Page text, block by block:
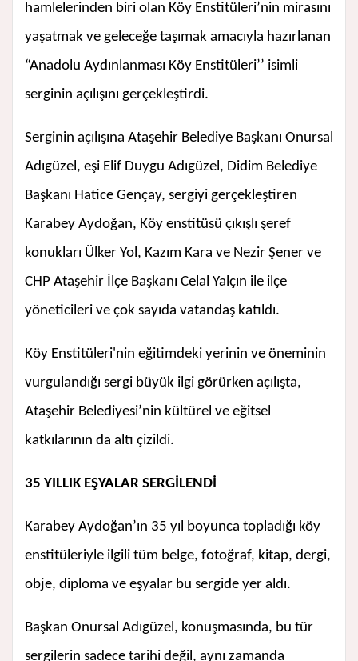
hamlelerinden biri olan Köy Enstitüleri’nin mirasını
yaşatmak ve geleceğe taşımak amacıyla hazırlanan
“Anadolu Aydınlanması Köy Enstitüleri’’ isimli
serginin açılışını gerçekleştirdi.
Serginin açılışına Ataşehir Belediye Başkanı Onursal
Adıgüzel, eşi Elif Duygu Adıgüzel, Didim Belediye
Başkanı Hatice Gençay, sergiyi gerçekleştiren
Karabey Aydoğan, Köy enstitüsü çıkışlı şeref
konukları Ülker Yol, Kazım Kara ve Nezir Şener ve
CHP Ataşehir İlçe Başkanı Celal Yalçın ile ilçe
yöneticileri ve çok sayıda vatandaş katıldı.
Köy Enstitüleri'nin eğitimdeki yerinin ve öneminin
vurgulandığı sergi büyük ilgi görürken açılışta,
Ataşehir Belediyesi’nin kültürel ve eğitsel
katkılarının da altı çizildi.
35 YILLIK EŞYALAR SERGİLENDİ
Karabey Aydoğan’ın 35 yıl boyunca topladığı köy
enstitüleriyle ilgili tüm belge, fotoğraf, kitap, dergi,
obje, diploma ve eşyalar bu sergide yer aldı.
Başkan Onursal Adıgüzel, konuşmasında, bu tür
sergilerin sadece tarihi değil, aynı zamanda